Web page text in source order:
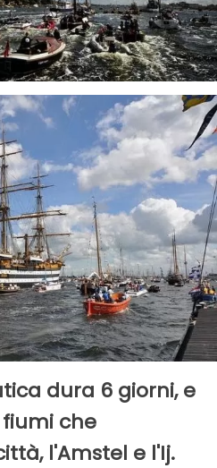
dura 6 giorni, e
che
l'Amstel e l'Ij.